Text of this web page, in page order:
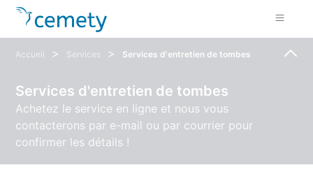
Accueil > Services > Services d'entretien de tombes
Services d'entretien de tombes
Achetez le service en ligne et nous vous
contacterons par e-mail ou par courrier pour
confirmer les détails !